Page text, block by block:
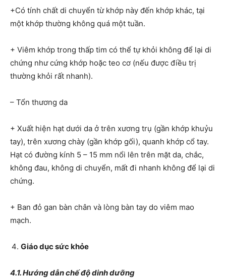
+Có tính chất di chuyển từ khớp này đến khớp khác, tại
một khớp thường không quá một tuần.
+ Viêm khớp trong thấp tim có thể tự khỏi không để lại di
chứng như cứng khớp hoặc teo cơ (nếu được điều trị
thường khỏi rất nhanh).
– Tổn thương da
+ Xuất hiện hạt dưới da ở trên xương trụ (gần khớp khuỷu
tay), trên xương chày (gần khớp gối), quanh khớp cổ tay.
Hạt có đường kính 5 – 15 mm nổi lên trên mặt da, chắc,
không đau, không di chuyển, mất đi nhanh không để lại di
chứng.
+ Ban đỏ gan bàn chân và lòng bàn tay do viêm mao
mạch.
Giáo dục sức khỏe
4.1. Hướng dẫn chế độ dinh dưỡng